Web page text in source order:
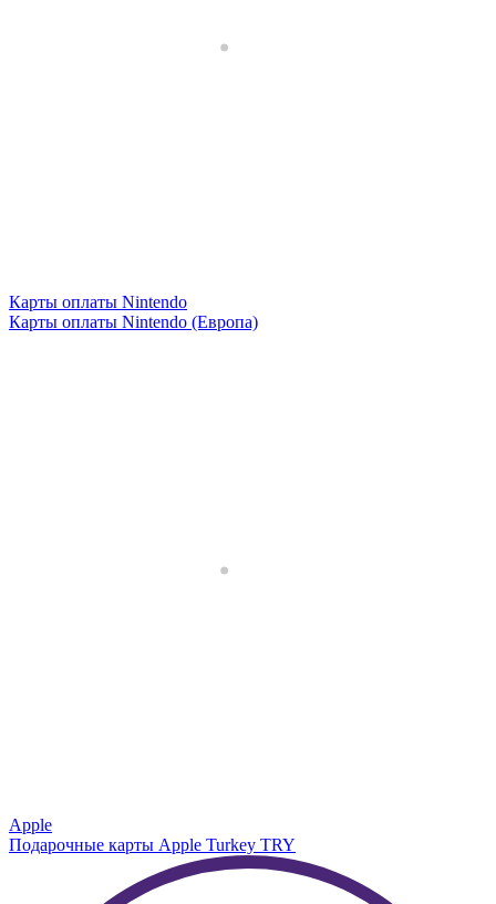
Карты оплаты Nintendo
Карты оплаты Nintendo (Европа)
Apple
Подарочные карты Apple Turkey TRY